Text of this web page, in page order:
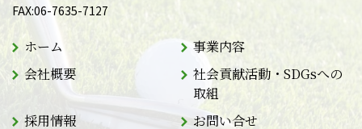
FAX:06-7635-7127
ホーム
事業内容
会社概要
社会貢献活動・SDGsへの
取組
採用情報
お問い合せ